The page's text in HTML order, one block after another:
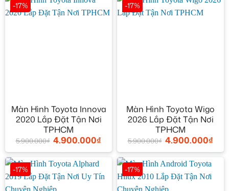
-17%
Màn Hình Toyota Innova
2020 Lắp Đặt Tận Nơi
TPHCM
5.900.000₫ 4.900.000₫
-17%
Màn Hình Toyota Wigo
2026 Lắp Đặt Tận Nơi
TPHCM
5.900.000₫ 4.900.000₫
-17% -17%